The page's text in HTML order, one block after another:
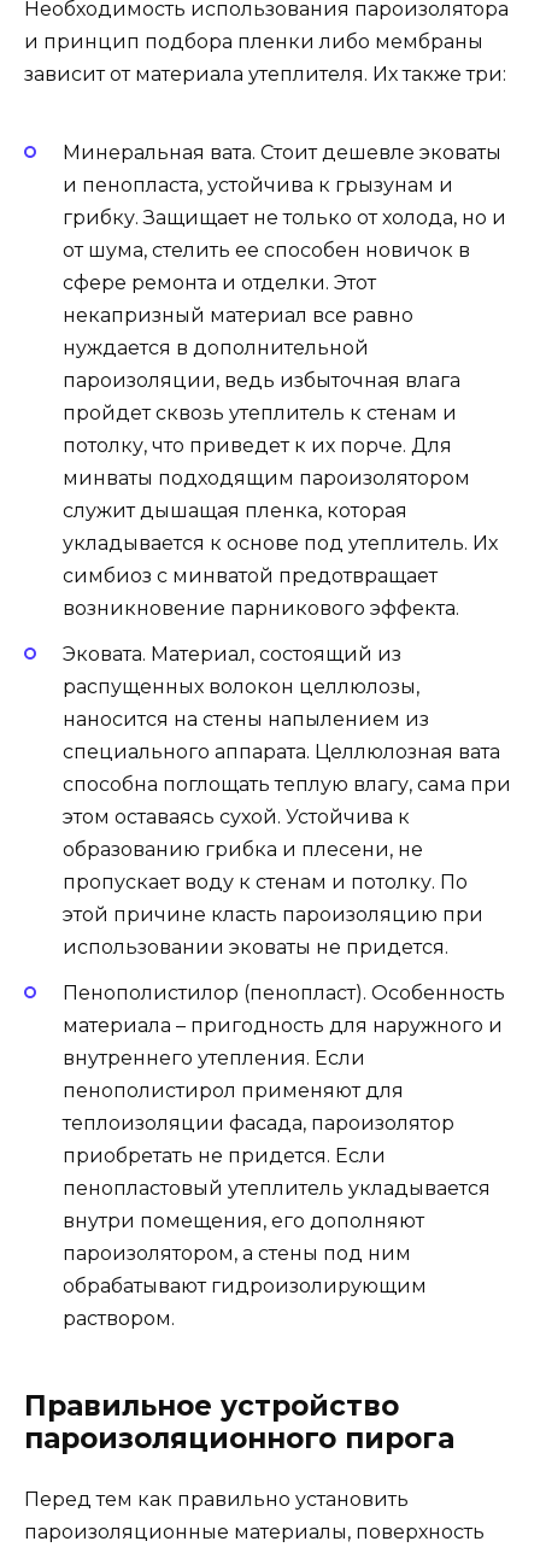
Необходимость использования пароизолятора
и принцип подбора пленки либо мембраны
зависит от материала утеплителя. Их также три:
Минеральная вата. Стоит дешевле эковаты
и пенопласта, устойчива к грызунам и
грибку. Защищает не только от холода, но и
от шума, стелить ее способен новичок в
сфере ремонта и отделки. Этот
некапризный материал все равно
нуждается в дополнительной
пароизоляции, ведь избыточная влага
пройдет сквозь утеплитель к стенам и
потолку, что приведет к их порче. Для
минваты подходящим пароизолятором
служит дышащая пленка, которая
укладывается к основе под утеплитель. Их
симбиоз с минватой предотвращает
возникновение парникового эффекта.
Эковата. Материал, состоящий из
распущенных волокон целлюлозы,
наносится на стены напылением из
специального аппарата. Целлюлозная вата
способна поглощать теплую влагу, сама при
этом оставаясь сухой. Устойчива к
образованию грибка и плесени, не
пропускает воду к стенам и потолку. По
этой причине класть пароизоляцию при
использовании эковаты не придется.
Пенополистилор (пенопласт). Особенность
материала – пригодность для наружного и
внутреннего утепления. Если
пенополистирол применяют для
теплоизоляции фасада, пароизолятор
приобретать не придется. Если
пенопластовый утеплитель укладывается
внутри помещения, его дополняют
пароизолятором, а стены под ним
обрабатывают гидроизолирующим
раствором.
Правильное устройство
пароизоляционного пирога
Перед тем как правильно установить
пароизоляционные материалы, поверхность